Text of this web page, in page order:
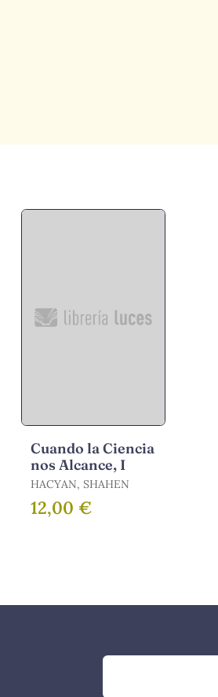
Cuando la Ciencia
nos Alcance, I
HACYAN, SHAHEN
12,00 €